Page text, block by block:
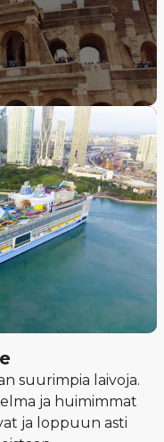
suurimpia laivoja.
ja huimimmat
ja loppuun asti